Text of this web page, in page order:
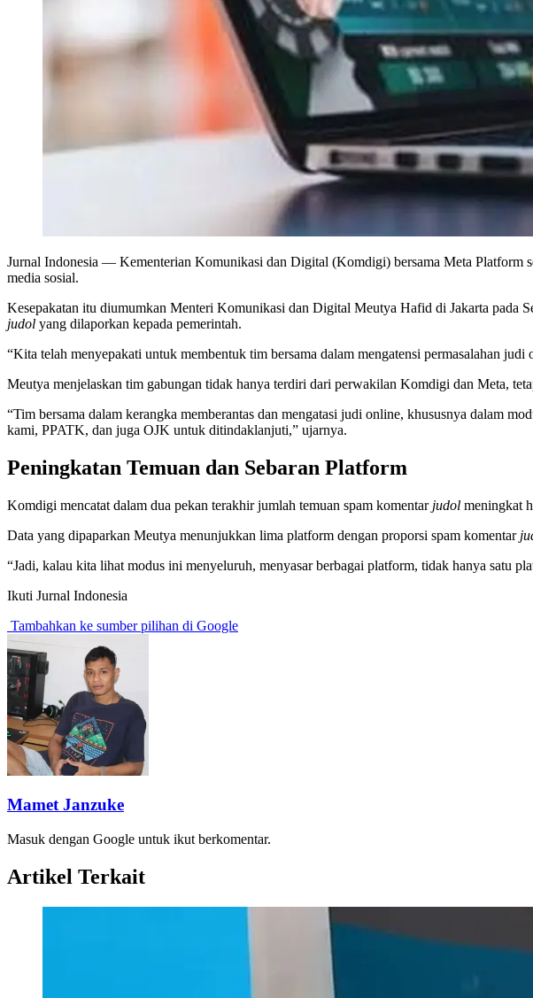
Jurnal Indonesia — Kementerian Komunikasi dan Digital (Komdigi) bersama Meta Platform
media sosial.
Kesepakatan itu diumumkan Menteri Komunikasi dan Digital Meutya Hafid di Jakarta pada
judol yang dilaporkan kepada pemerintah.
“Kita telah menyepakati untuk membentuk tim bersama dalam mengatensi permasalahan
Meutya menjelaskan tim gabungan tidak hanya terdiri dari perwakilan Komdigi dan Meta,
“Tim bersama dalam kerangka memberantas dan mengatasi judi online, khususnya dalam
kami, PPATK, dan juga OJK untuk ditindaklanjuti,” ujarnya.
Peningkatan Temuan dan Sebaran Platform
Komdigi mencatat dalam dua pekan terakhir jumlah temuan spam komentar judol meningkat
Data yang dipaparkan Meutya menunjukkan lima platform dengan proporsi spam komentar
“Jadi, kalau kita lihat modus ini menyeluruh, menyasar berbagai platform, tidak hanya satu
Ikuti Jurnal Indonesia
Tambahkan ke sumber pilihan di Google
Mamet Janzuke
Masuk dengan Google untuk ikut berkomentar.
Artikel Terkait